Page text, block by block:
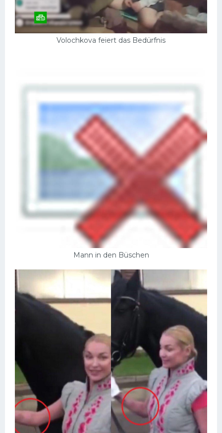
Volochkova feiert das Bedürfnis
Mann in den Büschen